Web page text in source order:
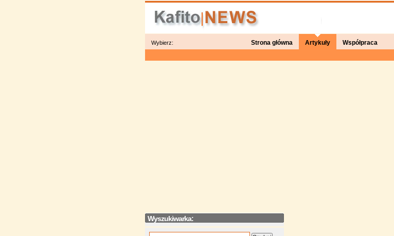
Wybierz: Strona główna Artykuły Współpraca
Wyszukiwarka: